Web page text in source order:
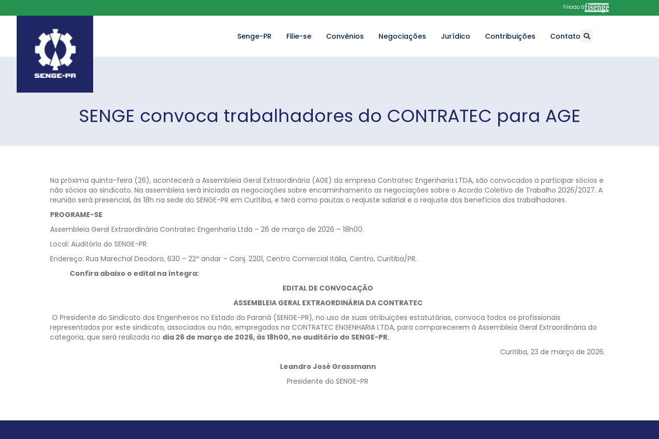
Filiado à
Senge-PR Filie-se Convênios Negociações Jurídico Contribuições Contato
SENGE convoca trabalhadores do CONTRATEC para AGE
Na próxima quinta-feira (26), acontecerá a Assembleia Geral Extraordinária (AGE) da empresa Contratec Engenharia LTDA, são convocados a participar sócios e
não sócios ao sindicato. Na assembleia será iniciada as negociações sobre encaminhamento as negociações sobre o Acordo Coletivo de Trabalho 2026/2027. A
reunião será presencial, às 18h na sede do SENGE-PR em Curitiba, e terá como pautas o reajuste salarial e o reajuste dos benefícios dos trabalhadores.
PROGRAME-SE
Assembleia Geral Extraordinária Contratec Engenharia Ltda – 26 de março de 2026 – 18h00.
Local: Auditório do SENGE-PR
Endereço: Rua Marechal Deodoro, 630 – 22º andar – Conj. 2201, Centro Comercial Itália, Centro, Curitiba/PR.
Confira abaixo o edital na íntegra:
EDITAL DE CONVOCAÇÃO
ASSEMBLEIA GERAL EXTRAORDINÁRIA DA CONTRATEC
O Presidente do Sindicato dos Engenheiros no Estado do Paraná (SENGE-PR), no uso de suas atribuições estatutárias, convoca todos os profissionais
representados por este sindicato, associados ou não, empregados na CONTRATEC ENGENHARIA LTDA, para comparecerem à Assembleia Geral Extraordinária da
categoria, que será realizada no dia 26 de março de 2026, às 18h00, no auditório do SENGE-PR.
Curitiba, 23 de março de 2026.
Leandro José Grassmann
Presidente do SENGE-PR